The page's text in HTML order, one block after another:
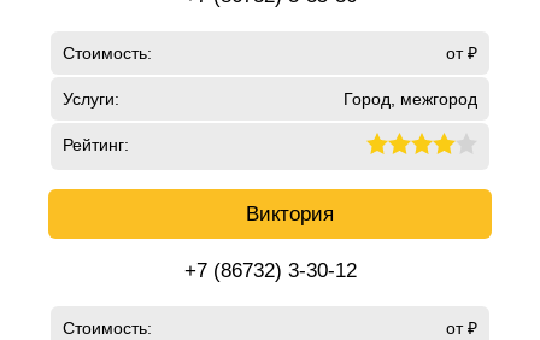
Стоимость: от ₽
Услуги: Город, межгород
Рейтинг:
Виктория
+7 (86732) 3-30-12
Стоимость: от ₽